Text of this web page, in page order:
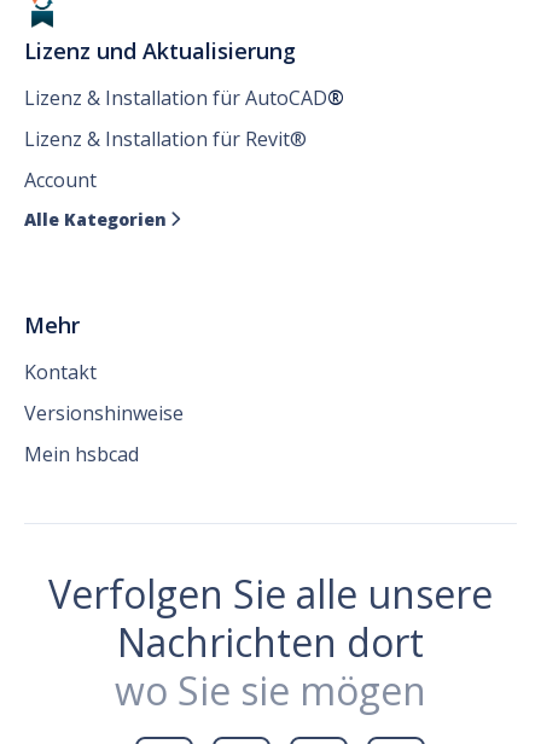
Lizenz und Aktualisierung
Lizenz & Installation für AutoCAD®
Lizenz & Installation für Revit®
Account
Alle Kategorien 
Mehr
Kontakt
Versionshinweise
Mein hsbcad
Verfolgen Sie alle unsere
Nachrichten dort
wo Sie sie mögen